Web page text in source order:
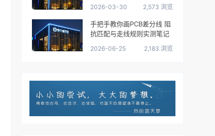
2026-03-30 2,573 浏览
手把手教你画PCB差分线 阻
抗匹配与走线规则实测笔记
2026-06-25 2,183 浏览